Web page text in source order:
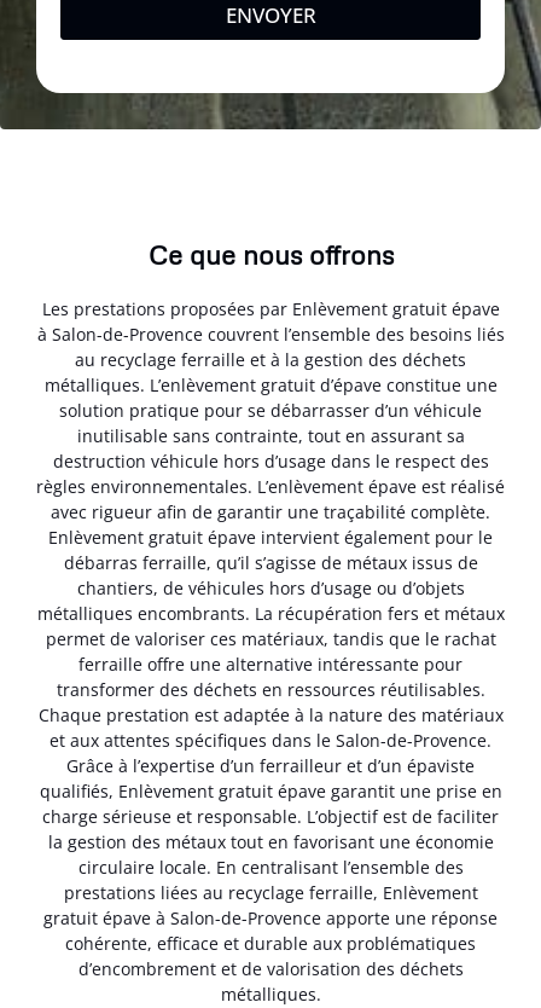
ENVOYER
Ce que nous offrons
Les prestations proposées par Enlèvement gratuit épave
à Salon-de-Provence couvrent l’ensemble des besoins liés
au recyclage ferraille et à la gestion des déchets
métalliques. L’enlèvement gratuit d’épave constitue une
solution pratique pour se débarrasser d’un véhicule
inutilisable sans contrainte, tout en assurant sa
destruction véhicule hors d’usage dans le respect des
règles environnementales. L’enlèvement épave est réalisé
avec rigueur afin de garantir une traçabilité complète.
Enlèvement gratuit épave intervient également pour le
débarras ferraille, qu’il s’agisse de métaux issus de
chantiers, de véhicules hors d’usage ou d’objets
métalliques encombrants. La récupération fers et métaux
permet de valoriser ces matériaux, tandis que le rachat
ferraille offre une alternative intéressante pour
transformer des déchets en ressources réutilisables.
Chaque prestation est adaptée à la nature des matériaux
et aux attentes spécifiques dans le Salon-de-Provence.
Grâce à l’expertise d’un ferrailleur et d’un épaviste
qualifiés, Enlèvement gratuit épave garantit une prise en
charge sérieuse et responsable. L’objectif est de faciliter
la gestion des métaux tout en favorisant une économie
circulaire locale. En centralisant l’ensemble des
prestations liées au recyclage ferraille, Enlèvement
gratuit épave à Salon-de-Provence apporte une réponse
cohérente, efficace et durable aux problématiques
d’encombrement et de valorisation des déchets
métalliques.